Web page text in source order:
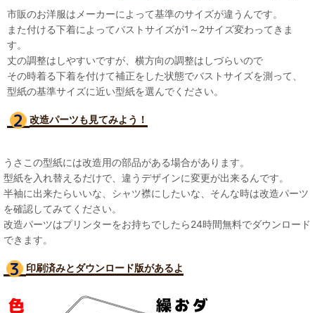
市販のお洋服はメーカーによって基準のサイズが違うんです。
また付ける下着によってバストサイズが1～2サイズ変わってきま
す。
丈の調整はしやすいですが、横方向の調整はしづらいので
その時着る下着を付けて補正をした状態でバストサイズを測って、
型紙の基準サイズに近い型紙を選んでください。
改造パーツも見てみよう！
うさこの型紙には改造用の部品がある場合があります。
型紙を入れ替えるだけで、違うデザインに変更が出来るんです。
半袖に出来たらいいな、シャツ襟にしたいな、そんな時は改造パーツ
を確認してみてください。
改造パーツはプリンターをお持ちでしたら24時間無料でダウンロード
できます。
印刷済みとダウンロード版があるよ